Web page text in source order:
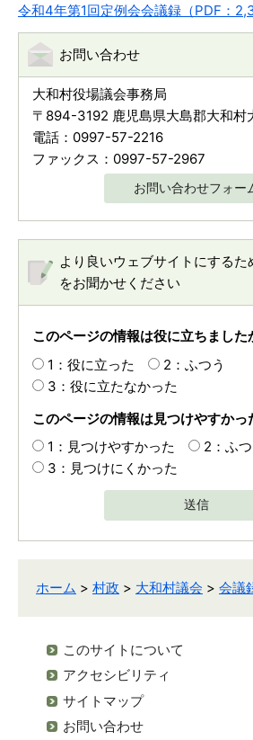
令和4年第1回定例会会議録（PDF：
お問い合わせ
大和村役場議会事務局
〒894-3192 鹿児島県大島郡大和村
電話：0997-57-2216
ファックス：0997-57-2967
お問い合わせフォー
より良いウェブサイトにする
をお聞かせください
このページの情報は役に立ちました
1：役に立った
2：ふつう
3：役に立たなかった
このページの情報は見つけやすかっ
1：見つけやすかった
2：ふつ
3：見つけにくかった
送信
ホーム > 村政 > 大和村議会 > 会議
このサイトについて
アクセシビリティ
サイトマップ
お問い合わせ